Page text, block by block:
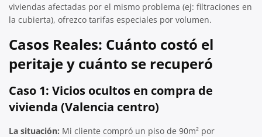
viviendas afectadas por el mismo problema (ej: filtraciones en
la cubierta), ofrezco tarifas especiales por volumen.
Casos Reales: Cuánto costó el
peritaje y cuánto se recuperó
Caso 1: Vicios ocultos en compra de
vivienda (Valencia centro)
La situación: Mi cliente compró un piso de 90m² por